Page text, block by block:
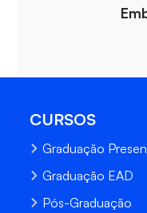
CURSOS
Graduação
Graduação EAD
Pós-Graduação